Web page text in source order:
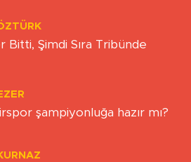
Bitti, Şimdi Sıra Tribünde
şampiyonluğa hazır mı?